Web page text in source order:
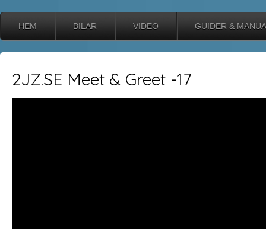
HEM BILAR VIDEO GUIDER &
2JZ.SE Meet & Greet -17